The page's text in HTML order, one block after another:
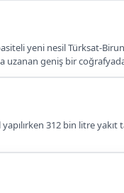
yeni nesil Türksat-
uzanan geniş bir
312 bin litre yakıt